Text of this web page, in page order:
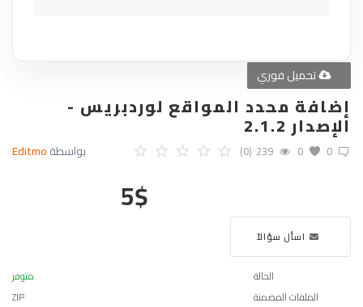
تحميل فوري
إضافة محدد المواقع لوردبريس -
الإصدار 2.1.2
بواسطةEditmo 0
(0) 0
239
5$
اسأل سؤالاً
الحالة
متوفر
الملفات المضمنة
ZIP